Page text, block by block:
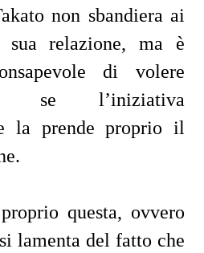
non sbandiera ai
relazione, ma è
di volere
se l’iniziativa
la prende proprio il
questa, ovvero
lamenta del fatto che